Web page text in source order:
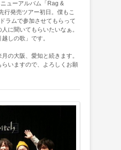
ューアルバム「Rag &
行発売ツアー初日。僕もこ
ラムで参加させてもらって
に聞いてもらいたいなぁ。
しの歌」です。
の大阪、愛知と続きます。
らいますので、よろしくお願